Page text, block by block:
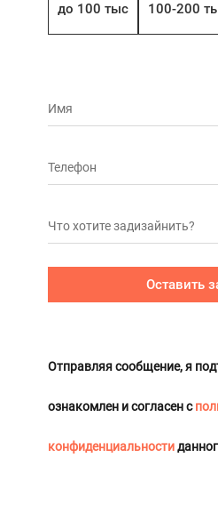
до 100 тыс 100-200
Оставить
Отправляя сообщение, я
ознакомлен и согласен с
конфиденциальности